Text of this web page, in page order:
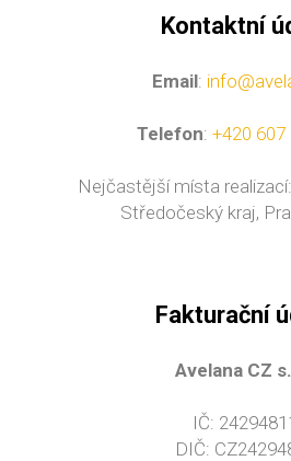
Kontaktní
Email:
Telefon: +420 607
Nejčastější místa
Středočeský kraj,
Fakturační
Avelana CZ
IČ:
DIČ: